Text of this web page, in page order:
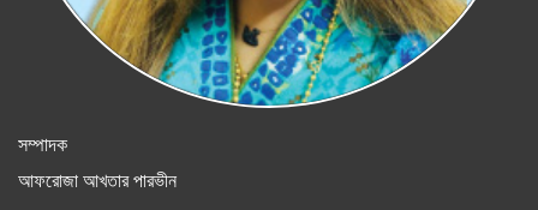
সম্পাদক
আফরোজা আখতার পারভীন